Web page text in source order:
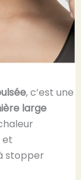
, c’est une
large
et
stopper